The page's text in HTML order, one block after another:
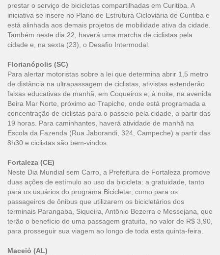
prestar o serviço de bicicletas compartilhadas em Curitiba. A
iniciativa se insere no Plano de Estrutura Cicloviária de Curitiba e
está alinhada aos demais projetos de mobilidade ativa da cidade.
Também neste dia 22, haverá uma marcha de ciclistas pela
cidade e, na sexta (23), o Desafio Intermodal.
Florianópolis (SC)
Para alertar motoristas sobre a lei que determina abrir 1,5 metro
de distância na ultrapassagem de ciclistas, ativistas estenderão
faixas educativas de manhã, em Coqueiros e, à noite, na avenida
Beira Mar Norte, próximo ao Trapiche, onde está programada a
concentração de ciclistas para o passeio pela cidade, a partir das
19 horas. Para caminhantes, haverá atividade de manhã na
Escola da Fazenda (Rua Jaborandi, 324, Campeche) a partir das
8h30 e ciclistas são bem-vindos.
Fortaleza (CE)
Neste Dia Mundial sem Carro, a Prefeitura de Fortaleza promove
duas ações de estímulo ao uso da bicicleta: a gratuidade, tanto
para os usuários do programa Bicicletar, como para os
passageiros de ônibus que utilizarem os bicicletários dos
terminais Parangaba, Siqueira, Antônio Bezerra e Messejana, que
terão o benefício de uma passagem gratuita, no valor de R$ 3,90,
para prosseguir sua viagem ao longo de toda esta quinta-feira.
Maceió (AL)